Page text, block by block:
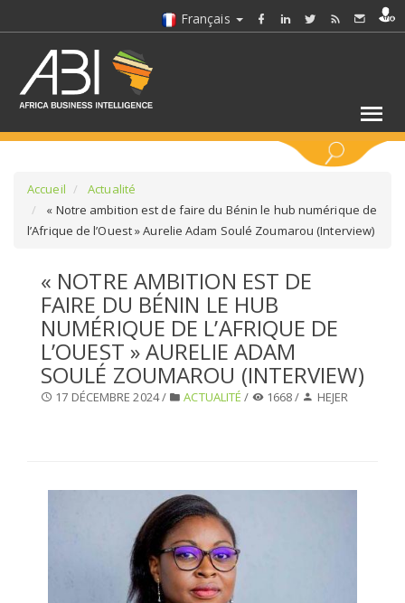
Français
SÉLECTIONNEZ UN DOSSIER
SELECTIONNEZ UNE SECTION
SÉLECTIONNEZ UNE CATÉGORIE
Accueil
Actualité
« Notre ambition est de faire du Bénin le hub numérique de
l’Afrique de l’Ouest » Aurelie Adam Soulé Zoumarou (Interview)
« NOTRE AMBITION EST DE
FAIRE DU BÉNIN LE HUB
NUMÉRIQUE DE L’AFRIQUE DE
L’OUEST » AURELIE ADAM
SOULÉ ZOUMAROU (INTERVIEW)
17 DÉCEMBRE 2024 / ACTUALITÉ / 1668 / HEJER